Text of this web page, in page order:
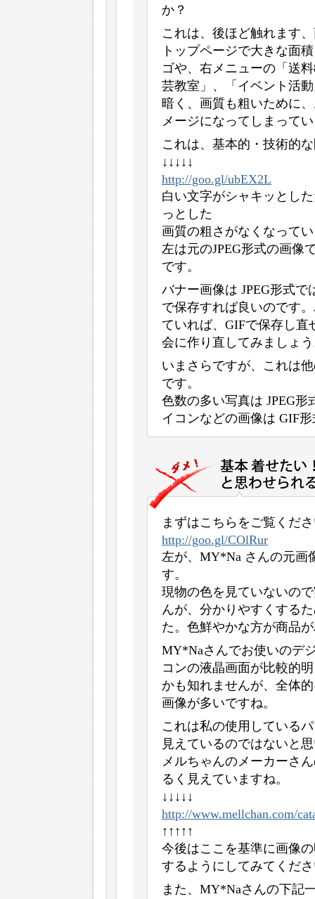
か？
これは、後ほど触れます
トップページで大きな面
ゴや、右メニューの「送
芸教室」、「イベント活
暗く、画質も粗いために
メージになってしまって
これは、基本的・技術的
↓↓↓↓↓
http://goo.gl/ubEX2L
白い文字がシャキッとし
っとした
画質の粗さがなくなって
左は元のJPEG形式の画像
です。
バナー画像は JPEG形式で
で保存すれば良いのです
ていれば、GIFで保存し
会に作り直してみましょ
いまさらですが、これは
です。
色数の多い写真は JPEG
イコンなどの画像は GIF
まずはこちらをご覧くだ
http://goo.gl/COlRur
左が、MY*Na さんの元画
す。
現物の色を見ていないの
んが、分かりやすくする
た。色鮮やかな方が商品
MY*Naさんでお使いのデ
コンの液晶画面が比較的
かも知れませんが、全体
画像が多いですね。
これは私の使用している
見えているのではないと
メルちゃんのメーカーさ
るく見えていますね。
↓↓↓↓↓
http://www.mellchan.com/
↑↑↑↑↑
今後はここを基準に画像
するようにしてみてくだ
また、MY*Naさんの下記